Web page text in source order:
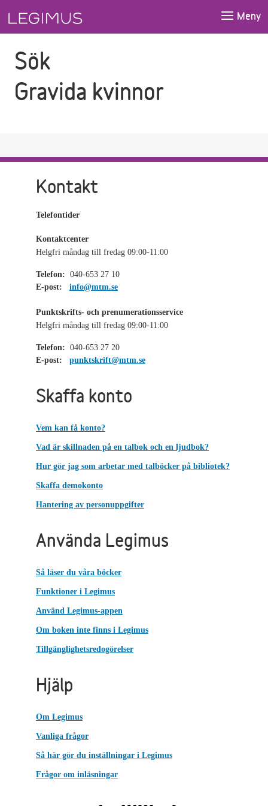
Meny
Sök
Gravida kvinnor
Kontakt
Telefontider
Kontaktcenter
Helgfri måndag till fredag 09:00-11:00
Telefon: 040-653 27 10
E-post:
info@mtm.se
Punktskrifts- och prenumerationsservice
Helgfri måndag till fredag 09:00-11:00
Telefon: 040-653 27 20
E-post:
punktskrift@mtm.se
Skaffa konto
Vem kan få konto?
Vad är skillnaden på en talbok och en ljudbok?
Hur gör jag som arbetar med talböcker på bibliotek?
Skaffa demokonto
Hantering av personuppgifter
Använda Legimus
Så läser du våra böcker
Funktioner i Legimus
Använd Legimus-appen
Om boken inte finns i Legimus
Tillgänglighetsredogörelser
Hjälp
Om Legimus
Vanliga frågor
Så här gör du inställningar i Legimus
Frågor om inläsningar